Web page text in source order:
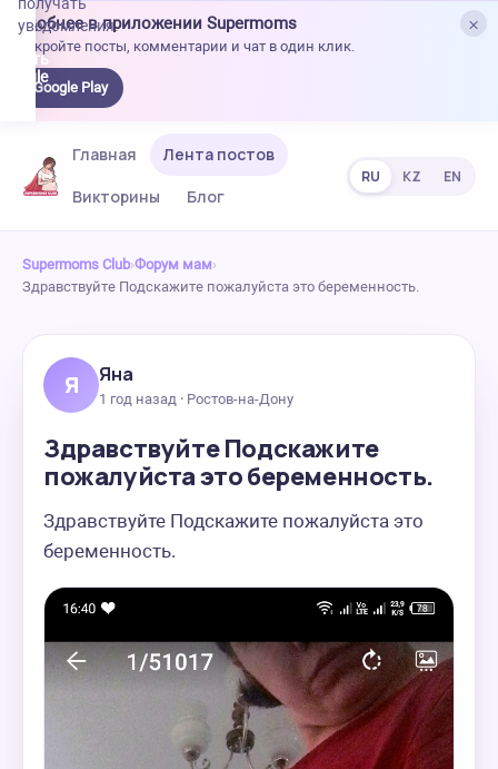
×
Удобнее в приложении Supermoms
Откройте посты, комментарии и чат в один клик.
Google Play
уведомления.
Главная
Лента постов
Викторины
Блог
RU KZ EN
Supermoms Club›Форум мам›
Здравствуйте Подскажите пожалуйста это беременность.
Я Яна
1 год назад · Ростов-на-Дону
Здравствуйте Подскажите
пожалуйста это беременность.
Здравствуйте Подскажите пожалуйста это
беременность.